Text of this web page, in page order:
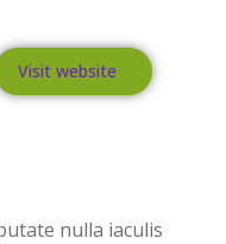
Visit website
nulla iaculis